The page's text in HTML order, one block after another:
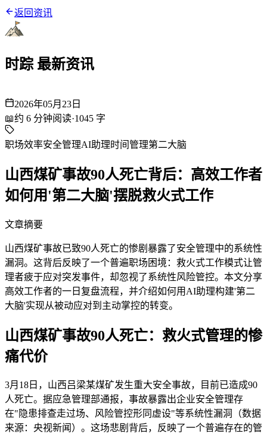
返回资讯
时踪 最新资讯
2026年05月23日
📖约 6 分钟阅读·1045 字
职场效率安全管理AI助理时间管理第二大脑
山西煤矿事故90人死亡背后：高效工作者
如何用'第二大脑'摆脱救火式工作
文章摘要
山西煤矿事故已致90人死亡的惨剧暴露了安全管理中的系统性
漏洞。这背后反映了一个普遍职场困境：救火式工作模式让管
理者疲于应对突发事件，却忽视了系统性风险管控。本文分享
高效工作者的一日复盘流程，并介绍如何用AI助理构建'第二
大脑'实现从被动应对到主动掌控的转变。
山西煤矿事故90人死亡：救火式管理的惨
痛代价
3月18日，山西吕梁某煤矿发生重大安全事故，目前已造成90
人死亡。据应急管理部通报，事故暴露出企业安全管理存
在"隐患排查走过场、风险管控形同虚设"等系统性漏洞（数据
来源：央视新闻）。这场悲剧背后，反映了一个普遍存在的管